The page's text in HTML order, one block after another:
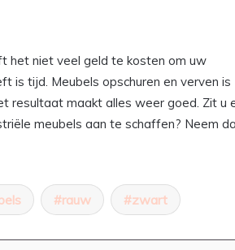
het niet veel geld te kosten om uw
is tijd. Meubels opschuren en verven is
resultaat maakt alles weer goed. Zit u
meubels aan te schaffen? Neem
rauw zwart